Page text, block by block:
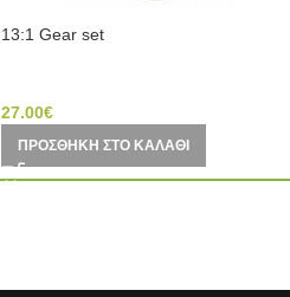
13:1 Gear set
27.00€
ΠΡΟΣΘΉΚΗ ΣΤΟ ΚΑΛΆΘΙ